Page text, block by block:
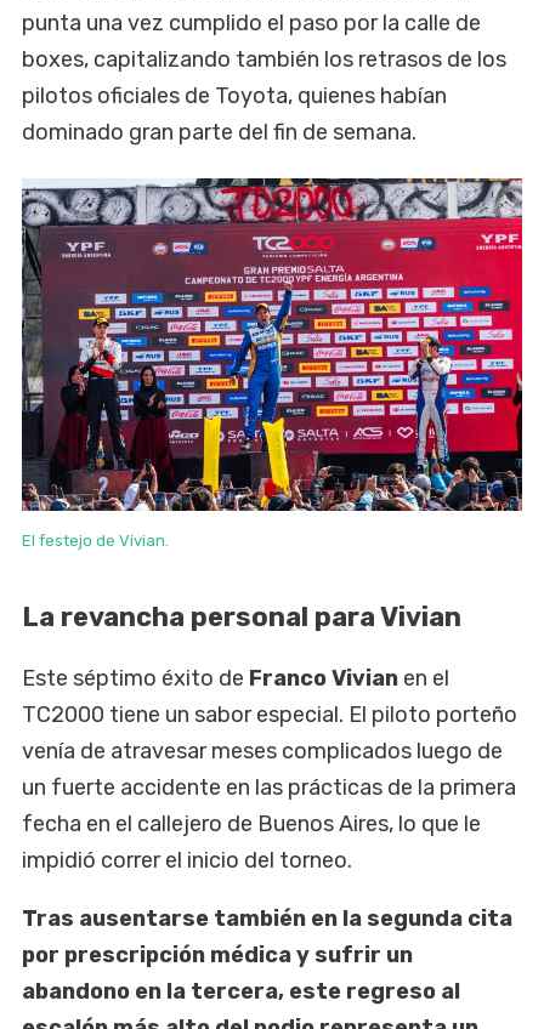
punta una vez cumplido el paso por la calle de
boxes, capitalizando también los retrasos de los
pilotos oficiales de Toyota, quienes habían
dominado gran parte del fin de semana.
El festejo de Vivian.
La revancha personal para Vivian
Este séptimo éxito de Franco Vivian en el
TC2000 tiene un sabor especial. El piloto porteño
venía de atravesar meses complicados luego de
un fuerte accidente en las prácticas de la primera
fecha en el callejero de Buenos Aires, lo que le
impidió correr el inicio del torneo.
Tras ausentarse también en la segunda cita
por prescripción médica y sufrir un
abandono en la tercera, este regreso al